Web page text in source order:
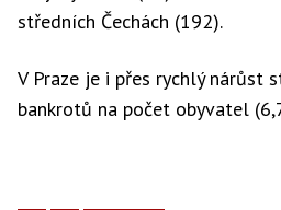
středních Čechách (192).
V Praze je i přes rychlý nárůst
bankrotů na počet obyvatel